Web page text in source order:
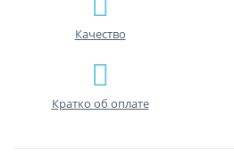
Качество
Кратко об оплате